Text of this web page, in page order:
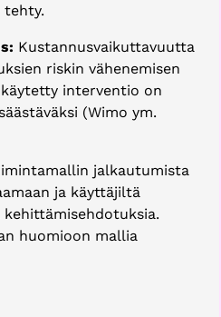
tehty.
Kustannusvaikuttavuutta
riskin vähenemisen
interventio on
(Wimo ym.
jalkautumista
ja käyttäjiltä
huomioon mallia